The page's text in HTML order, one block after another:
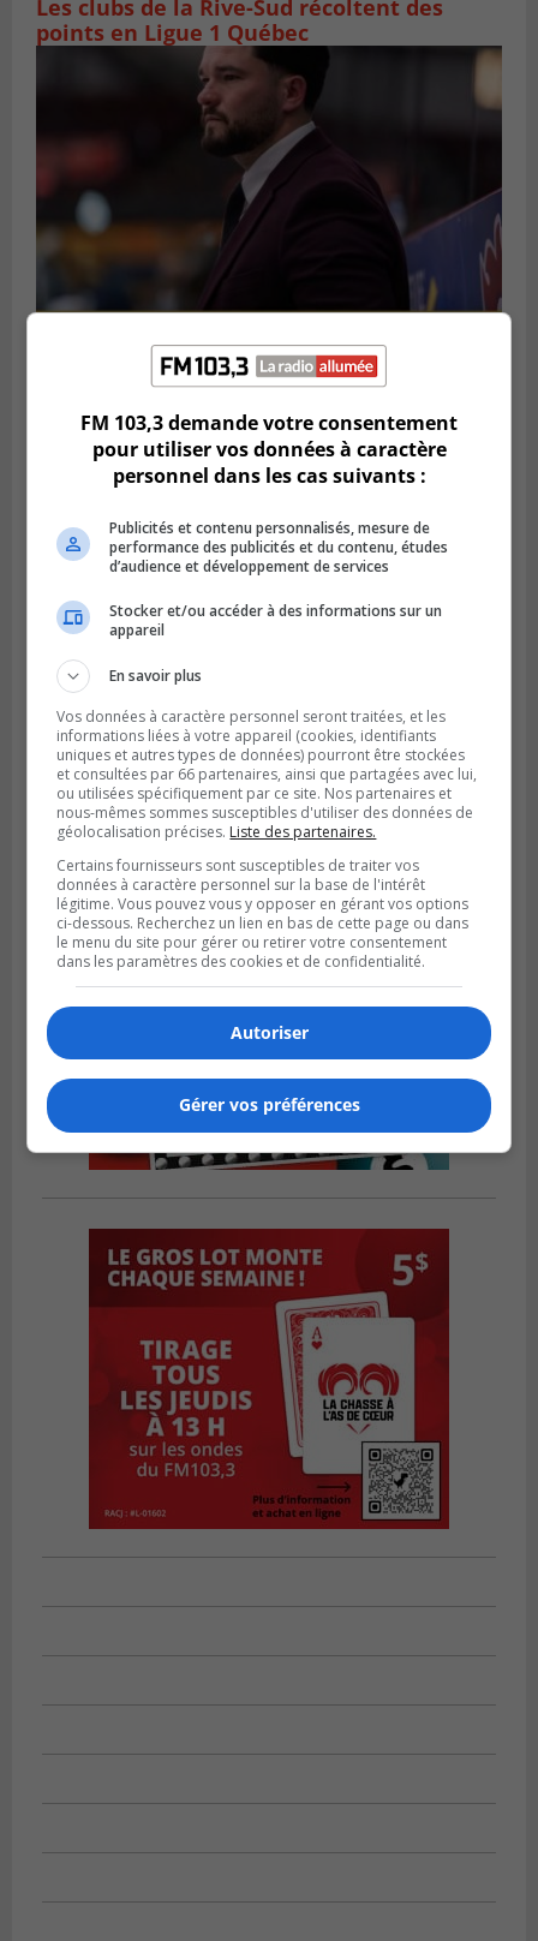
Les clubs de la Rive-Sud récoltent des
points en Ligue 1 Québec
SAINT-CATHERINE
Publié le 3 août 2026 à 13h52
Martin-Olivier Cardinal change de cap et
rejoint la LHJMQ
BROSSARD
Publié le 3 août 2026 à 06h23
Le soccer à l’honneur au Tournoi
international de Brossard
FM 103,3 demande votre consentement
pour utiliser vos données à caractère
personnel dans les cas suivants :
Publicités et contenu personnalisés, mesure de
performance des publicités et du contenu, études
d’audience et développement de services
Stocker et/ou accéder à des informations sur un
appareil
En savoir plus
Vos données à caractère personnel seront traitées, et les
informations liées à votre appareil (cookies, identifiants
uniques et autres types de données) pourront être stockées
et consultées par 66 partenaires, ainsi que partagées avec lui,
ou utilisées spécifiquement par ce site. Nos partenaires et
nous-mêmes sommes susceptibles d'utiliser des données de
géolocalisation précises. Liste des partenaires.
Certains fournisseurs sont susceptibles de traiter vos
données à caractère personnel sur la base de l'intérêt
légitime. Vous pouvez vous y opposer en gérant vos options
ci-dessous. Recherchez un lien en bas de cette page ou dans
le menu du site pour gérer ou retirer votre consentement
dans les paramètres des cookies et de confidentialité.
Autoriser
Gérer vos préférences